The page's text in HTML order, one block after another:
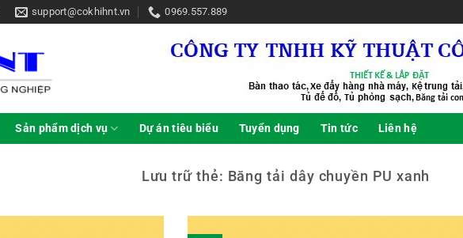
support@cokhihnt.vn 0969.557.889
Sản phẩm dịch vụ Dự án tiêu biểu Tuyển dụng Tin tức Liên hệ
Lưu trữ thẻ: Băng tải dây chuyền PU xanh